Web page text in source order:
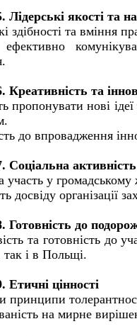
Лідерські якості та
здібності та вміння
Креативність та
пропонувати нові
до впровадження
Соціальна активність
у громадському
досвіду організації
Готовність до
та готовність до
так і в Польщі.
Етичні цінності
принципи
на мирне